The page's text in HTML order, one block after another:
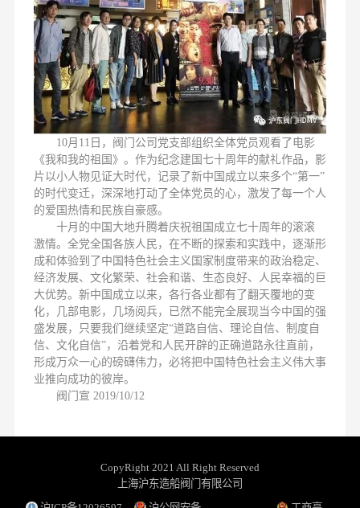
10月11日，阀门公司党支部组织全体党员观看了电影
《我和我的祖国》。作为纪念建国七十周年的献礼作品，影
片以小人物见证大时代，记录了新中国成立以来多个“第一”
的时代变迁，深深地打动了全体党员的心，激发了每一个人
的爱国热情和民族自豪感。
十月的中国大地升腾着庆祝祖国成立七十周年的滚滚
激情。全党全国各族人民，在不断的探索和实践中，逐渐形
成和体验到了中国特色社会主义国家制度带来的政治稳定、
经济发展、文化繁荣、社会和谐、生态良好、人民幸福的巨
大优势。新中国成立以来，各行各业都有了翻天覆地的变
化，几部电影，几场阅兵，已然不能完全展现当今中国的强
盛发展，只要我们继续坚定“道路自信、理论自信、制度自
信、文化自信”，沿着党和人民开辟的正确道路永往直前，
形成万众一心的磅礴伟力，必将把中国特色社会主义伟大事
业推向成功的彼岸。
阀门宣 2019/10/12
CopyRight 2021 All Right Reserved
上海沪东造船阀门有限公司